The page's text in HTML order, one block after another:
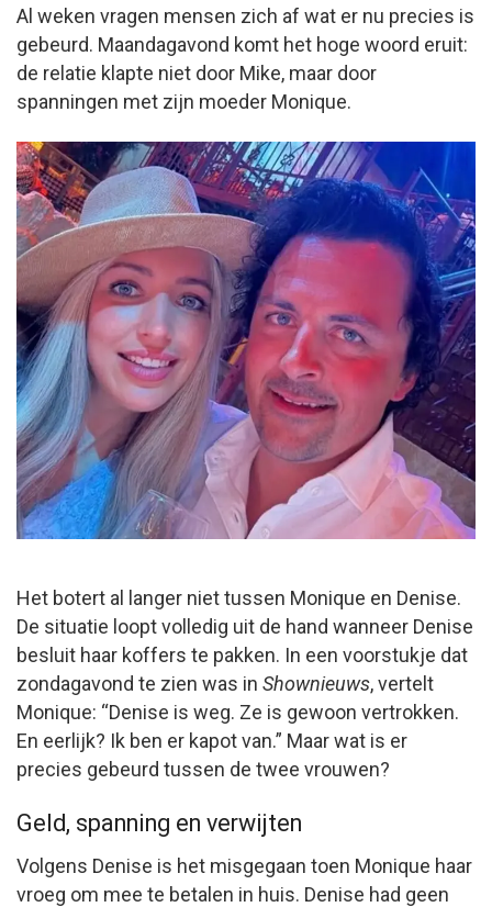
Al weken vragen mensen zich af wat er nu precies is
gebeurd. Maandagavond komt het hoge woord eruit:
de relatie klapte niet door Mike, maar door
spanningen met zijn moeder Monique.
Het botert al langer niet tussen Monique en Denise.
De situatie loopt volledig uit de hand wanneer Denise
besluit haar koffers te pakken. In een voorstukje dat
zondagavond te zien was in Shownieuws, vertelt
Monique: “Denise is weg. Ze is gewoon vertrokken.
En eerlijk? Ik ben er kapot van.” Maar wat is er
precies gebeurd tussen de twee vrouwen?
Geld, spanning en verwijten
Volgens Denise is het misgegaan toen Monique haar
vroeg om mee te betalen in huis. Denise had geen